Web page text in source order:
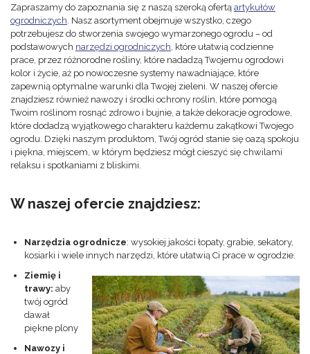
Zapraszamy do zapoznania się z naszą szeroką ofertą artykułów
ogrodniczych. Nasz asortyment obejmuje wszystko, czego
potrzebujesz do stworzenia swojego wymarzonego ogrodu – od
podstawowych narzędzi ogrodniczych, które ułatwią codzienne
prace, przez różnorodne rośliny, które nadadzą Twojemu ogrodowi
kolor i życie, aż po nowoczesne systemy nawadniające, które
zapewnią optymalne warunki dla Twojej zieleni. W naszej ofercie
znajdziesz również nawozy i środki ochrony roślin, które pomogą
Twoim roślinom rosnąć zdrowo i bujnie, a także dekoracje ogrodowe,
które dodadzą wyjątkowego charakteru każdemu zakątkowi Twojego
ogrodu. Dzięki naszym produktom, Twój ogród stanie się oazą spokoju
i piękna, miejscem, w którym będziesz mógł cieszyć się chwilami
relaksu i spotkaniami z bliskimi.
W naszej ofercie znajdziesz:
Narzędzia ogrodnicze: wysokiej jakości łopaty, grabie, sekatory,
kosiarki i wiele innych narzędzi, które ułatwią Ci prace w ogrodzie.
Ziemię i
trawy: aby
twój ogród
dawał
piękne plony
Nawozy i